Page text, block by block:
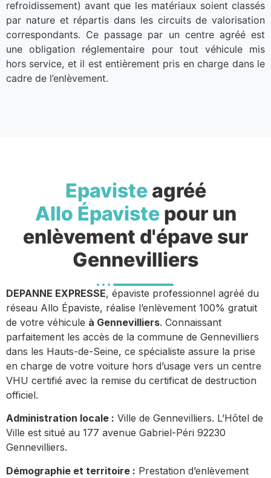
refroidissement) avant que les matériaux soient classés
par nature et répartis dans les circuits de valorisation
correspondants. Ce passage par un centre agréé est
une obligation réglementaire pour tout véhicule mis
hors service, et il est entièrement pris en charge dans le
cadre de l’enlèvement.
Epavisteagréé
Allo Épavistepour un
enlèvement d'épave sur
Gennevilliers
DEPANNE EXPRESSE, épaviste professionnel agréé du
réseau Allo Épaviste, réalise l’enlèvement 100% gratuit
de votre véhicule à Gennevilliers. Connaissant
parfaitement les accès de la commune de Gennevilliers
dans les Hauts-de-Seine, ce spécialiste assure la prise
en charge de votre voiture hors d’usage vers un centre
VHU certifié avec la remise du certificat de destruction
officiel.
Administration locale : Ville de Gennevilliers. L’Hôtel de
Ville est situé au 177 avenue Gabriel-Péri 92230
Gennevilliers.
Démographie et territoire : Prestation d’enlèvement